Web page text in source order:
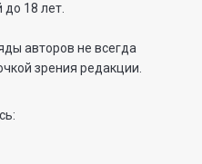
до 18 лет.
авторов не всегда
зрения редакции.